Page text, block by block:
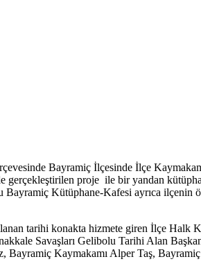
Bayramiç İlçesinde İlçe
proje ile bir yandan
Kütüphane-Kafesi ayrıca ilçenin
tarihi konakta hizmete giren İlçe Halk
Savaşları Gelibolu Tarihi Alan
Kaymakamı Alper Taş,